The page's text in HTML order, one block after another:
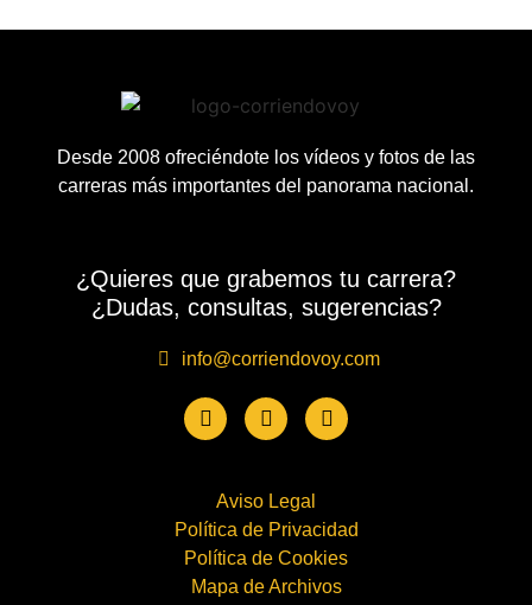
Desde 2008 ofreciéndote los vídeos y fotos de las
carreras más importantes del panorama nacional.
¿Quieres que grabemos tu carrera?
¿Dudas, consultas, sugerencias?
info@corriendovoy.com
Aviso Legal
Política de Privacidad
Política de Cookies
Mapa de Archivos